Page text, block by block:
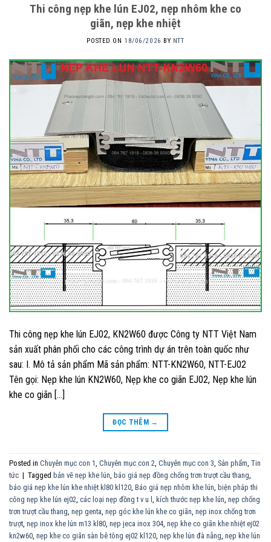
Thi công nẹp khe lún EJ02, nẹp nhôm khe co
giãn, nẹp khe nhiệt
POSTED ON 18/06/2026 BY NTT
Thi công nẹp khe lún EJ02, KN2W60 được Công ty NTT Việt Nam
sản xuất phân phối cho các công trình dự án trên toàn quốc như
sau: I. Mô tả sản phẩm Mã sản phẩm: NTT-KN2W60, NTT-EJ02
Tên gọi: Nẹp khe lún KN2W60, Nẹp khe co giãn EJ02, Nẹp khe lún
khe co giãn […]
ĐỌC THÊM →
Posted in Chuyên mục con 1, Chuyên mục con 2, Chuyên mục con 3, Sản phẩm, Tin
tức | Tagged bản vẽ nẹp khe lún, báo giá nẹp đồng chống trơn trượt cầu thang,
báo giá nẹp khe lún khe nhiệt kl80 kl120, Báo giá nẹp nhôm khe lún, biện pháp thi
công nẹp khe lún ej02, các loại nẹp đồng t v u l , kích thước nẹp khe lún, nẹp chống
trơn trượt cầu thang, nẹp genta, nẹp góc khe lún khe co giãn, nẹp inox chống trơn
trượt, nẹp inox khe lún m13 kl80, nẹp jeca inox 304, nẹp khe co giãn khe nhiệt ej02
kn2w60, nẹp khe co giãn sàn bê tông ej02 kl120, nẹp khe lún đà nẵng, nẹp khe lún